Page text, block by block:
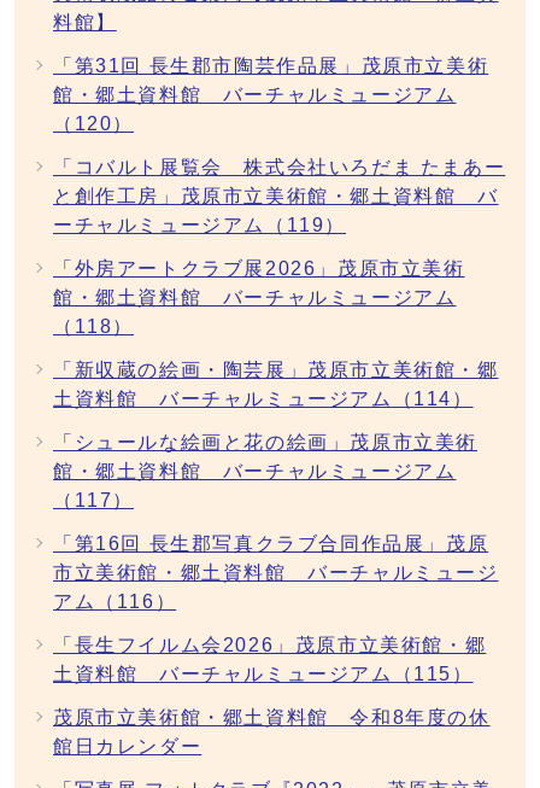
料館】
「第31回 長生郡市陶芸作品展」茂原市立美術
館・郷土資料館 バーチャルミュージアム
（120）
「コバルト展覧会 株式会社いろだま たまあー
と創作工房」茂原市立美術館・郷土資料館 バ
ーチャルミュージアム（119）
「外房アートクラブ展2026」茂原市立美術
館・郷土資料館 バーチャルミュージアム
（118）
「新収蔵の絵画・陶芸展」茂原市立美術館・郷
土資料館 バーチャルミュージアム（114）
「シュールな絵画と花の絵画」茂原市立美術
館・郷土資料館 バーチャルミュージアム
（117）
「第16回 長生郡写真クラブ合同作品展」茂原
市立美術館・郷土資料館 バーチャルミュージ
アム（116）
「長生フイルム会2026」茂原市立美術館・郷
土資料館 バーチャルミュージアム（115）
茂原市立美術館・郷土資料館 令和8年度の休
館日カレンダー